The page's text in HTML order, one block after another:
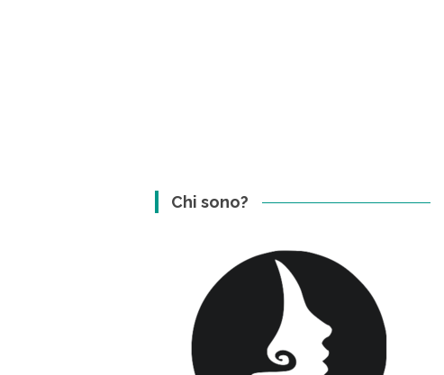
Chi sono?